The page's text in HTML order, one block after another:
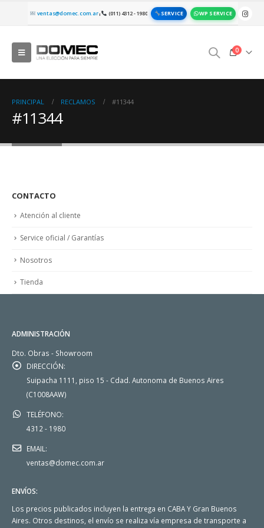
ventas@domec.com.ar| (011) 4312 - 1980 SERVICE WP SERVICE
0
PRINCIPAL RECLAMOS #11344
#11344
CONTACTO
Atención al cliente
Service oficial / Garantías
Nosotros
Tienda
ADMINISTRACIÓN
Dto. Obras - Showroom
DIRECCIÓN:
Suipacha 1111, piso 15 - Cdad. Autonoma de Buenos Aires
(C1008AAW)
TELÉFONO:
4312 - 1980
EMAIL:
ventas@domec.com.ar
ENVÍOS:
Los precios publicados incluyen la entrega en CABA Y Gran Buenos
Aires. Otros destinos, el envío se realiza vía empresa de transporte a